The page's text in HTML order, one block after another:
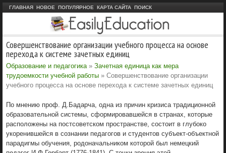
ГЛАВНАЯ НОВОЕ ПОПУЛЯРНОЕ КАРТА САЙТА ПОИСК
Совершенствование организации учебного процесса на основе
перехода к системе зачетных единиц
Образование и педагогика » Зачетная единица как мера
трудоемкости учебной работы » Совершенствование организации
учебного процесса на основе перехода к системе зачетных единиц
По мнению проф. Д.Бадарча, одна из причин кризиса традиционной
образовательной системы, сформировавшейся в странах, которые
расположены на постсоветском пространстве, состоит в глубоко
укоренившейся в сознании педагогов и студентов субъект-объектной
парадигмы обучения, родоначальником которой был немецкий